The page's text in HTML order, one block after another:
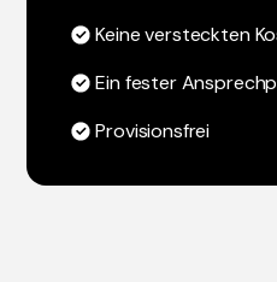
Keine versteckten
Ein fester
Provisionsfrei